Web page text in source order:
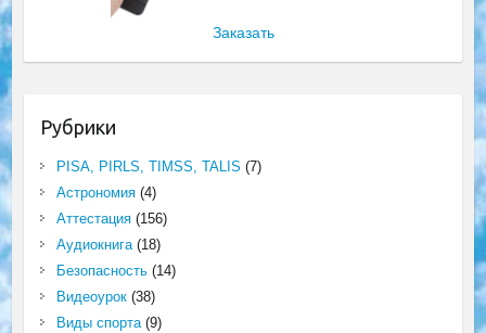
Заказать
Рубрики
PISA, PIRLS, TIMSS, TALIS (7)
Астрономия(4)
Аттестация(156)
Аудиокнига(18)
Безопасность(14)
Видеоурок(38)
Виды спорта(9)